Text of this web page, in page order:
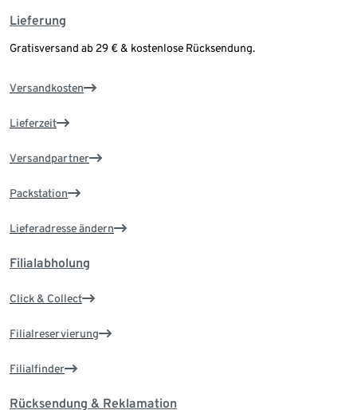
Lieferung
Gratisversand ab 29 € & kostenlose Rücksendung.
Versandkosten
Lieferzeit
Versandpartner
Packstation
Lieferadresse ändern
Filialabholung
Click & Collect
Filialreservierung
Filialfinder
Rücksendung & Reklamation